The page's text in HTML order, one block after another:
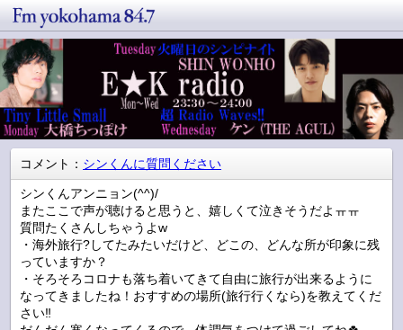
コメント： シンくんに質問ください
シンくんアンニョン(^^)/
またここで声が聴けると思うと、嬉しくて泣きそうだよㅠㅠ
質問たくさんしちゃうよw
・海外旅行?してたみたいだけど、どこの、どんな所が印象に残
っていますか？
・そろそろコロナも落ち着いてきて自由に旅行が出来るように
なってきましたね！おすすめの場所(旅行行くなら)を教えてくだ
さい‼️